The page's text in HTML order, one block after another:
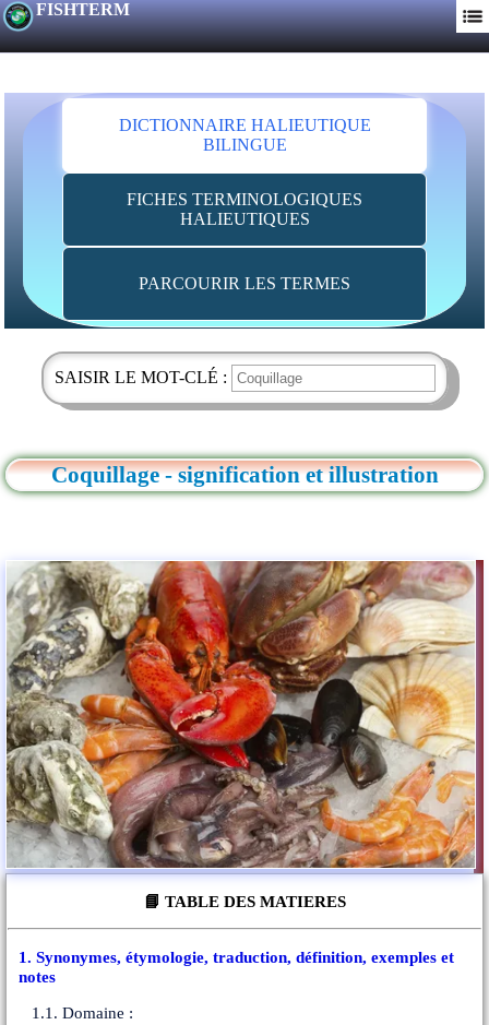
FISHTERM
DICTIONNAIRE HALIEUTIQUE
BILINGUE
FICHES TERMINOLOGIQUES
HALIEUTIQUES
PARCOURIR LES TERMES
SAISIR LE MOT-CLÉ :
Coquillage - signification et illustration
📘 TABLE DES MATIERES
1. Synonymes, étymologie, traduction, définition, exemples et
notes
1.1. Domaine :